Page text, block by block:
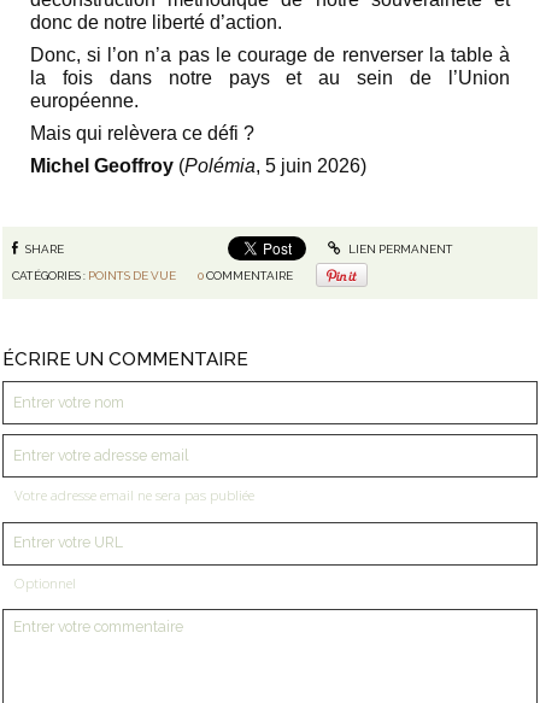
donc de notre liberté d’action.
Donc, si l’on n’a pas le courage de renverser la table à
la fois dans notre pays et au sein de l’Union
européenne.
Mais qui relèvera ce défi ?
Michel Geoffroy (Polémia, 5 juin 2026)
SHARE
LIEN PERMANENT
CATÉGORIES : POINTS DE VUE 0 COMMENTAIRE
ÉCRIRE UN COMMENTAIRE
Votre adresse email ne sera pas publiée
Optionnel